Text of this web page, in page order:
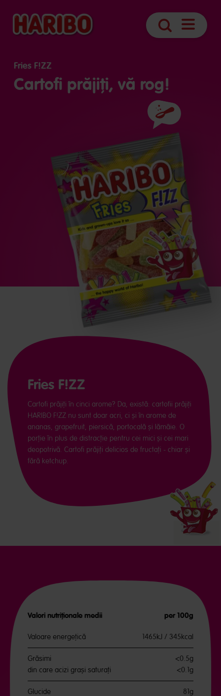
Căutare
Fries F!ZZ
Cartofi prăjiți, vă rog!
Ingrediente
Fries F!ZZ
Cartofi prăjiți în cinci arome? Da, există: cartofii prăjiți
HARIBO F!ZZ nu sunt doar acri, ci și în arome de
ananas, grapefruit, piersică, portocală și lămâie. O
porție în plus de distracție pentru cei mici și cei mari
deopotrivă. Cartofi prăjiți delicios de fructați - chiar și
fără ketchup.
Valori nutriționale medii per 100g
Valoare energeţică 1465kJ / 345kcal
Grăsimi
<0.5g
din care acizi grași saturați
<0.1g
Glucide
81g